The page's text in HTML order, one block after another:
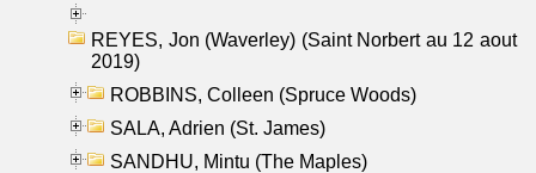
REYES, Jon (Waverley) (Saint Norbert au 12 aout
2019)
ROBBINS, Colleen (Spruce Woods)
SALA, Adrien (St. James)
SANDHU, Mintu (The Maples)